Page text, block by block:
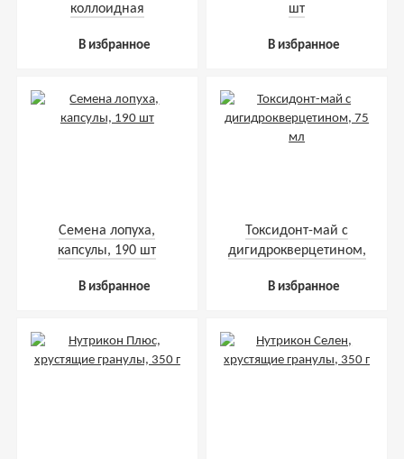
коллоидная
В избранное
шт
В избранное
Семена лопуха,
капсулы, 190 шт
В избранное
Токсидонт-май с
дигидрокверцетином,
В избранное